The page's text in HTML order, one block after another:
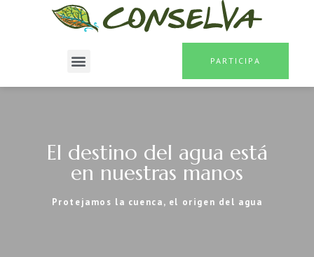
PARTICIPA
El destino del agua está
en nuestras manos
Protejamos la cuenca, el origen del agua